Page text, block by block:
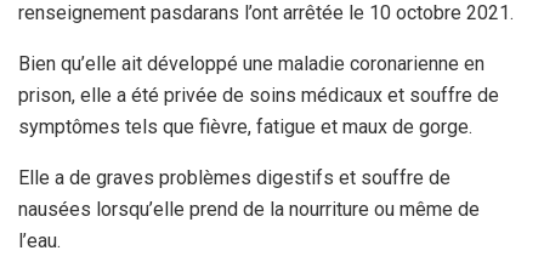
renseignement pasdarans l’ont arrêtée le 10 octobre 2021.
Bien qu’elle ait développé une maladie coronarienne en
prison, elle a été privée de soins médicaux et souffre de
symptômes tels que fièvre, fatigue et maux de gorge.
Elle a de graves problèmes digestifs et souffre de
nausées lorsqu’elle prend de la nourriture ou même de
l’eau.